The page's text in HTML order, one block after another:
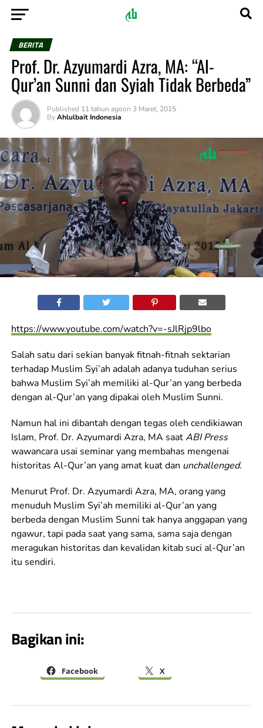
BERITA
Prof. Dr. Azyumardi Azra, MA: “Al-
Qur’an Sunni dan Syiah Tidak Berbeda”
Published 11 tahun agoon 3 Maret, 2015
By Ahlulbait Indonesia
https://www.youtube.com/watch?v=-sJlRjp9lbo
Salah satu dari sekian banyak fitnah-fitnah sektarian
terhadap Muslim Syi’ah adalah adanya tuduhan serius
bahwa Muslim Syi’ah memiliki al-Qur’an yang berbeda
dengan al-Qur’an yang dipakai oleh Muslim Sunni.
Namun hal ini dibantah dengan tegas oleh cendikiawan
Islam, Prof. Dr. Azyumardi Azra, MA saatABI Press
wawancara usai seminar yang membahas mengenai
historitas Al-Qur’an yang amat kuat dan unchallenged.
Menurut Prof. Dr. Azyumardi Azra, MA, orang yang
menuduh Muslim Syi’ah memiliki al-Qur’an yang
berbeda dengan Muslim Sunni tak hanya anggapan yang
ngawur, tapi pada saat yang sama, sama saja dengan
meragukan historitas dan kevalidan kitab suci al-Qur’an
itu sendiri.
Bagikan ini:
Facebook X